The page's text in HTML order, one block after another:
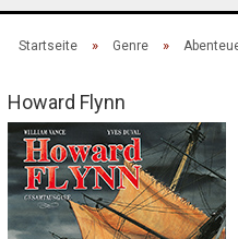
Startseite » Genre »
Howard Flynn